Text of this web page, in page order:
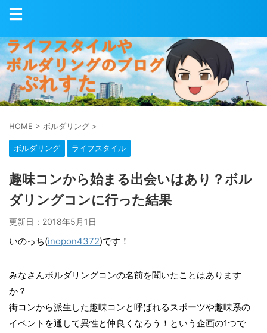
HOME > ボルダリング >
ボルダリング ライフスタイル
趣味コンから始まる出会いはあり？ボル
ダリングコンに行った結果
更新日： 2018年5月1日
いのっち(inopon4372)です！
みなさんボルダリングコンの名前を聞いたことはあります
か？
街コンから派生した趣味コンと呼ばれるスポーツや趣味系の
イベントを通して異性と仲良くなろう！という企画の1つで